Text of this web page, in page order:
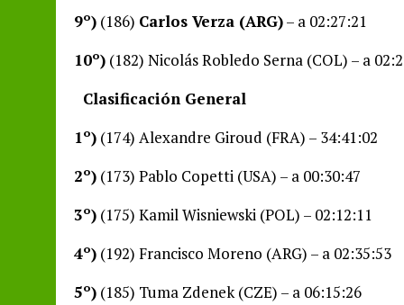
9º) (186) Carlos Verza (ARG)– a 02:27:21
10º) (182) Nicolás Robledo Serna (COL) – a
Clasificación General
1º) (174) Alexandre Giroud (FRA) – 34:41:02
2º) (173) Pablo Copetti (USA) – a 00:30:47
3º) (175) Kamil Wisniewski (POL) – 02:12:11
4º) (192) Francisco Moreno (ARG) – a 02:35:53
5º) (185) Tuma Zdenek (CZE) – a 06:15:26